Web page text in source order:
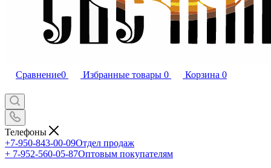
Сравнение0 Избранные товары 0 Корзина 0
Телефоны
+7-950-843-00-09Отдел продаж
+ 7-952-560-05-87Оптовым покупателям